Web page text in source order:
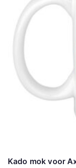
Kado mok voor